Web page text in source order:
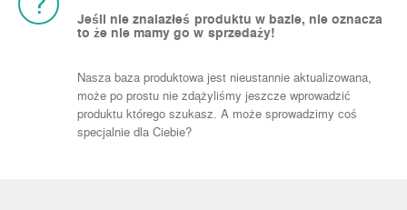
Jeśli nie znalazłeś produktu w bazie, nie oznacza
to że nie mamy go w sprzedaży!
Nasza baza produktowa jest nieustannie aktualizowana,
może po prostu nie zdążyliśmy jeszcze wprowadzić
produktu którego szukasz. A może sprowadzimy coś
specjalnie dla Ciebie?